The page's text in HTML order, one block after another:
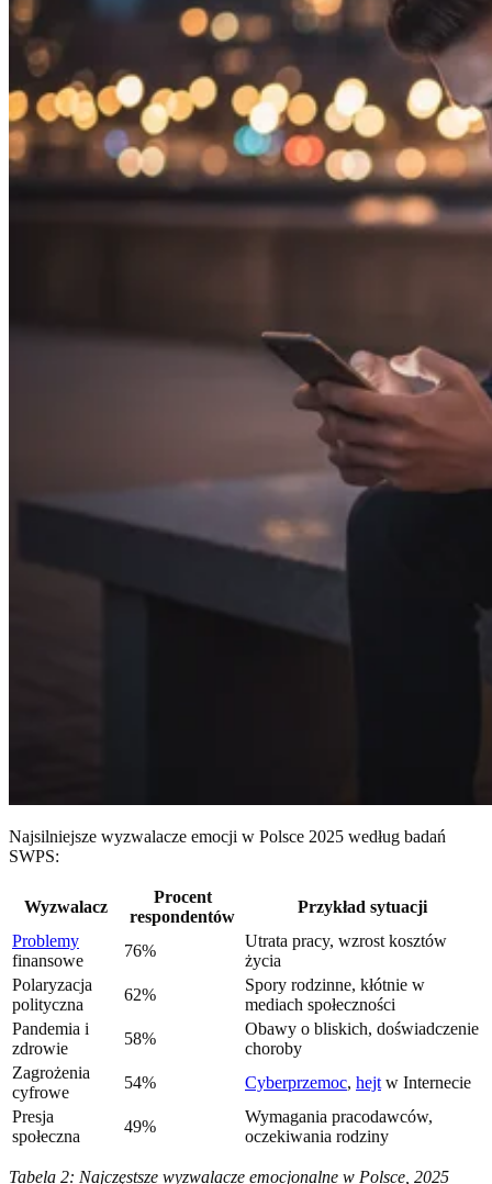
Najsilniejsze wyzwalacze emocji w Polsce 2025 według badań
SWPS:
Wyzwalacz
Procent
respondentów
Przykład sytuacji
Problemy
finansowe
76%
Utrata pracy, wzrost kosztów
życia
Polaryzacja
polityczna
62%
Spory rodzinne, kłótnie w
mediach społeczności
Pandemia i
zdrowie
58%
Obawy o bliskich, doświadczenie
choroby
Zagrożenia
cyfrowe
54% Cyberprzemoc, hejt w Internecie
Presja
społeczna
49%
Wymagania pracodawców,
oczekiwania rodziny
Tabela 2: Najczęstsze wyzwalacze emocjonalne w Polsce, 2025